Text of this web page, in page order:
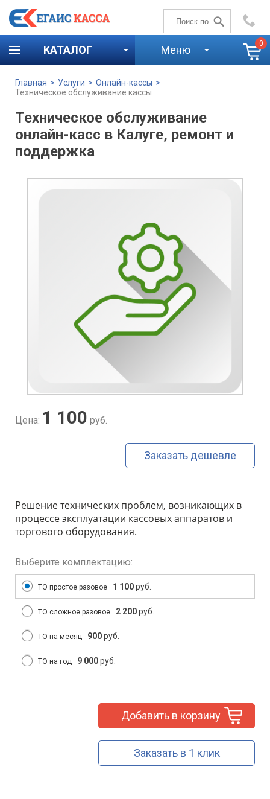
+7 (4842)59-58-00
КАТАЛОГ Меню 0
Главная > Услуги > Онлайн-кассы >
Техническое обслуживание кассы
Техническое обслуживание
онлайн-касс в Калуге, ремонт и
поддержка
Заказать дешевле
Цена: 1 100 руб.
Решение технических проблем, возникающих в
процессе эксплуатации кассовых аппаратов и
торгового оборудования.
Выберите комплектацию:
ТО простое разовое 1 100руб.
ТО сложное разовое 2 200руб.
ТО на месяц 900руб.
ТО на год 9 000руб.
Добавить в корзину
Заказать в 1 клик